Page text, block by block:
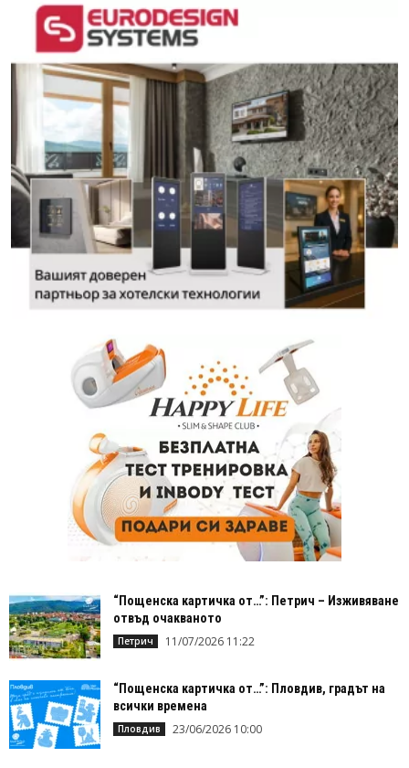
“Пощенска картичка от…”: Петрич – Изживяване
отвъд очакваното
Петрич 11/07/2026 11:22
“Пощенска картичка от…”: Пловдив, градът на
всички времена
Пловдив 23/06/2026 10:00